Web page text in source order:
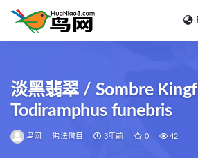
淡黑翡翠 / Sombre
Todiramphus funebris
鸟网 佛法僧目 3年前 0 42